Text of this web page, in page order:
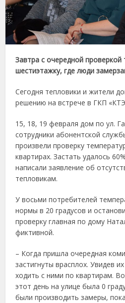
Завтра с очередной проверкой
шестиэтажку, где люди
Сегодня тепловики и жители
решению на встрече в ГКП
15, 18, 19 февраля дом по ул.
сотрудники абонентской
произвели проверку
квартирах. Застать удалось
написали заявление об
тепловикам.
У восьми потребителей
нормы в 20 градусов и
проверку главная по дому
фиктивной.
– Когда пришла очередная
застигнуты врасплох. Увидев
ходить с ними по квартирам.
этот день на улице была 0
были производить замеры,